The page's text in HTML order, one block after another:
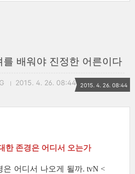
배워야 진정한 어른이다
2015. 4. 26. 08:44 2015. 4. 26. 08:44
한 존경은 어디서 오는가
은 어디서 나오게 될까. tvN <